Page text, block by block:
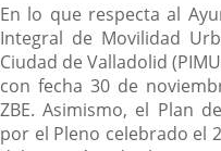
En lo que respecta al
Integral de Movilidad
Ciudad de Valladolid
con fecha 30 de
ZBE. Asimismo, el Plan
por el Pleno celebrado el